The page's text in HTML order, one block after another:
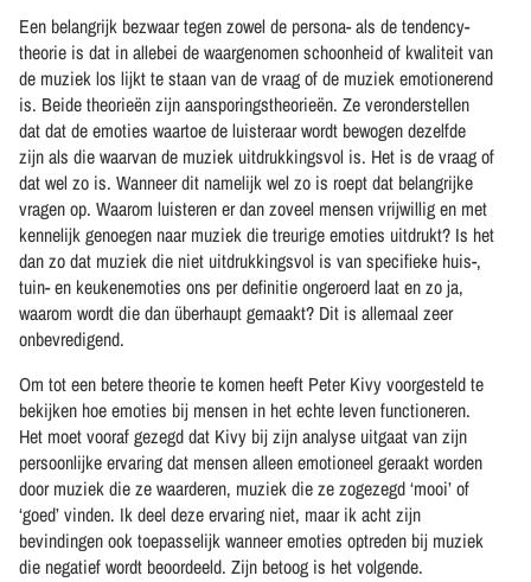
Een belangrijk bezwaar tegen zowel de persona- als de tendency-
theorie is dat in allebei de waargenomen schoonheid of kwaliteit van
de muziek los lijkt te staan van de vraag of de muziek emotionerend
is. Beide theorieën zijn aansporingstheorieën. Ze veronderstellen
dat dat de emoties waartoe de luisteraar wordt bewogen dezelfde
zijn als die waarvan de muziek uitdrukkingsvol is. Het is de vraag of
dat wel zo is. Wanneer dit namelijk wel zo is roept dat belangrijke
vragen op. Waarom luisteren er dan zoveel mensen vrijwillig en met
kennelijk genoegen naar muziek die treurige emoties uitdrukt? Is het
dan zo dat muziek die niet uitdrukkingsvol is van specifieke huis-,
tuin- en keukenemoties ons per definitie ongeroerd laat en zo ja,
waarom wordt die dan überhaupt gemaakt? Dit is allemaal zeer
onbevredigend.
Om tot een betere theorie te komen heeft Peter Kivy voorgesteld te
bekijken hoe emoties bij mensen in het echte leven functioneren.
Het moet vooraf gezegd dat Kivy bij zijn analyse uitgaat van zijn
persoonlijke ervaring dat mensen alleen emotioneel geraakt worden
door muziek die ze waarderen, muziek die ze zogezegd ‘mooi’ of
‘goed’ vinden. Ik deel deze ervaring niet, maar ik acht zijn
bevindingen ook toepasselijk wanneer emoties optreden bij muziek
die negatief wordt beoordeeld. Zijn betoog is het volgende.